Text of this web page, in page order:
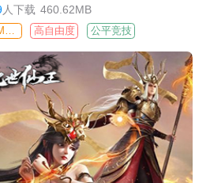
人下载 460.62MB
高自由度 公平竞技